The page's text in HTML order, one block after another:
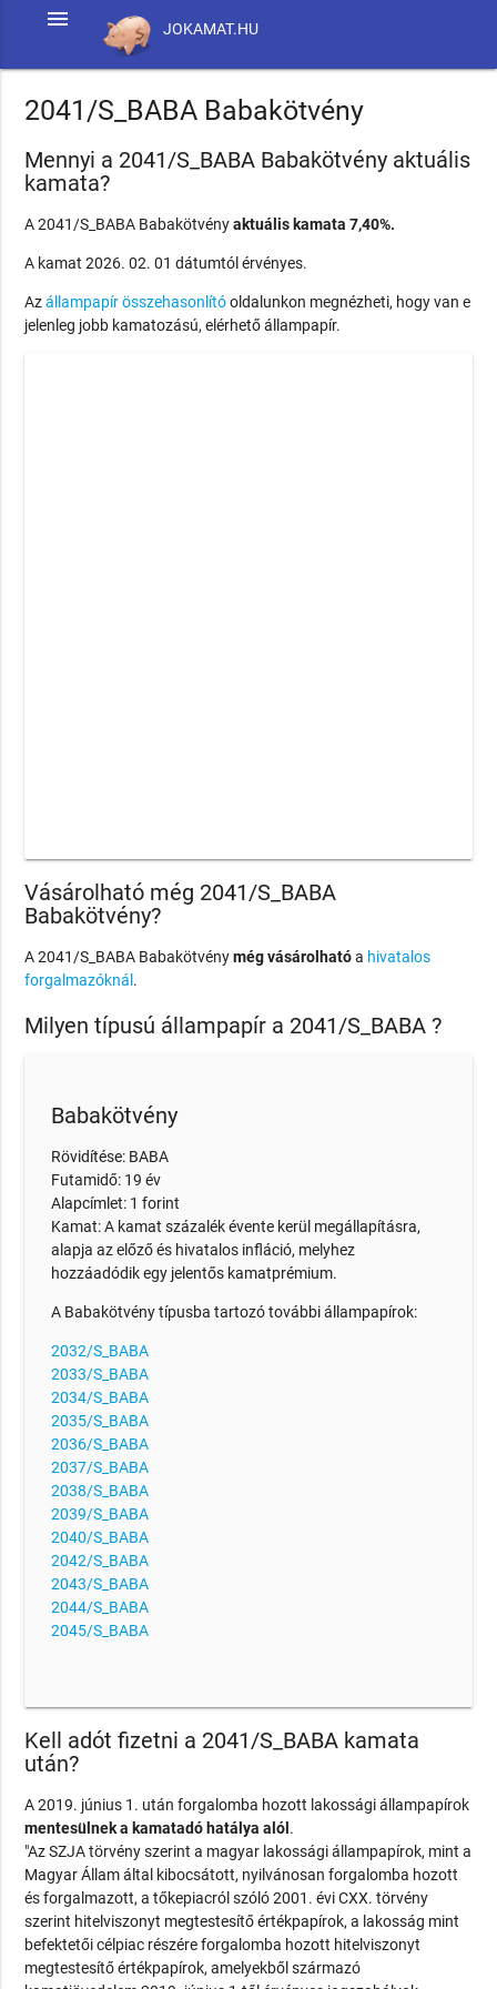
JOKAMAT.HU
menu
2041/S_BABA Babakötvény
Mennyi a 2041/S_BABA Babakötvény aktuális
kamata?
A 2041/S_BABA Babakötvényaktuális kamata 7,40%.
A kamat 2026. 02. 01 dátumtól érvényes.
Azállampapír összehasonlítóoldalunkon megnézheti, hogy van e
jelenleg jobb kamatozású, elérhető állampapír.
Vásárolható még 2041/S_BABA
Babakötvény?
A 2041/S_BABA Babakötvénymég vásárolhatóa hivatalos
forgalmazóknál .
Milyen típusú állampapír a 2041/S_BABA ?
Babakötvény
Rövidítése: BABA
Futamidő: 19 év
Alapcímlet: 1 forint
Kamat: A kamat százalék évente kerül megállapításra,
alapja az előző és hivatalos infláció, melyhez
hozzáadódik egy jelentős kamatprémium.
A Babakötvény típusba tartozó további állampapírok:
2032/S_BABA
2033/S_BABA
2034/S_BABA
2035/S_BABA
2036/S_BABA
2037/S_BABA
2038/S_BABA
2039/S_BABA
2040/S_BABA
2042/S_BABA
2043/S_BABA
2044/S_BABA
2045/S_BABA
Kell adót fizetni a 2041/S_BABA kamata
után?
A 2019. június 1. után forgalomba hozott lakossági állampapírok
mentesülnek a kamatadó hatálya alól .
"Az SZJA törvény szerint a magyar lakossági állampapírok, mint a
Magyar Állam által kibocsátott, nyilvánosan forgalomba hozott
és forgalmazott, a tőkepiacról szóló 2001. évi CXX. törvény
szerint hitelviszonyt megtestesítő értékpapírok, a lakosság mint
befektetői célpiac részére forgalomba hozott hitelviszonyt
megtestesítő értékpapírok, amelyekből származó